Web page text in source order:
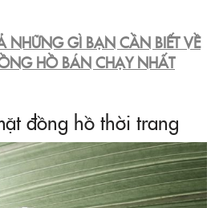
NHỮNG GÌ BẠN CẦN BIẾT VỀ
HỒ BÁN CHẠY NHẤT
đồng hồ thời trang